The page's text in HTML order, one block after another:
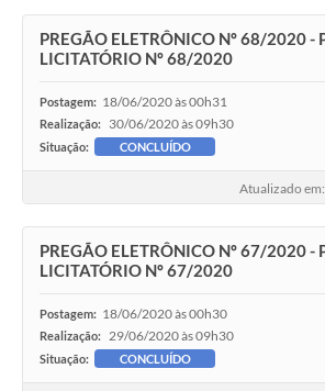
PREGÃO ELETRÔNICO Nº 68/2020 -
LICITATÓRIO Nº 68/2020
Postagem: 18/06/2020 às 00h31
Realização: 30/06/2020 às 09h30
Situação: CONCLUÍDO
Atualizado
PREGÃO ELETRÔNICO Nº 67/2020 -
LICITATÓRIO Nº 67/2020
Postagem: 18/06/2020 às 00h30
Realização: 29/06/2020 às 09h30
Situação: CONCLUÍDO